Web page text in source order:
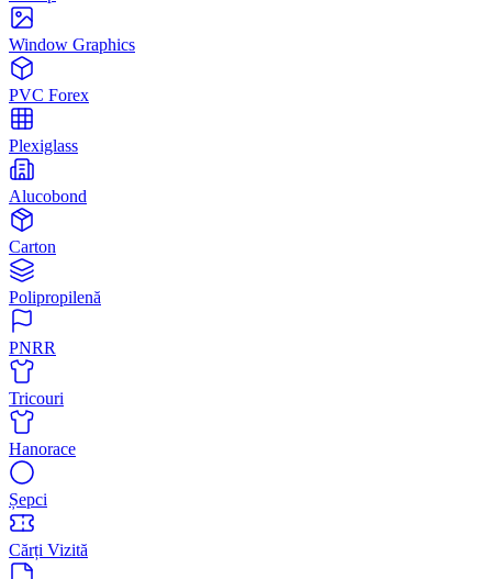
Window Graphics
PVC Forex
Plexiglass
Alucobond
Carton
Polipropilenă
PNRR
Tricouri
Hanorace
Șepci
Cărți Vizită